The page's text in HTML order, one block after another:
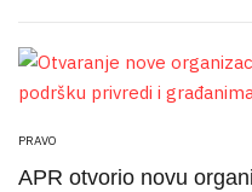
PRAVO
APR otvorio novu